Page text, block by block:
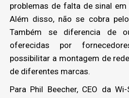
problemas de falta de sinal
Além disso, não se cobra
Também se diferencia de
oferecidas por
possibilitar a montagem de
de diferentes marcas.
Para Phil Beecher, CEO da